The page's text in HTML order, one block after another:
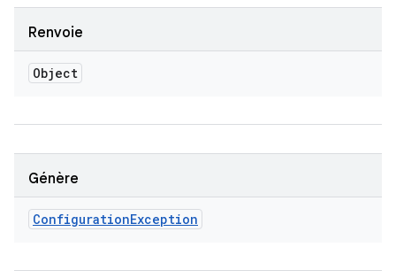
Renvoie
Object
Génère
ConfigurationException